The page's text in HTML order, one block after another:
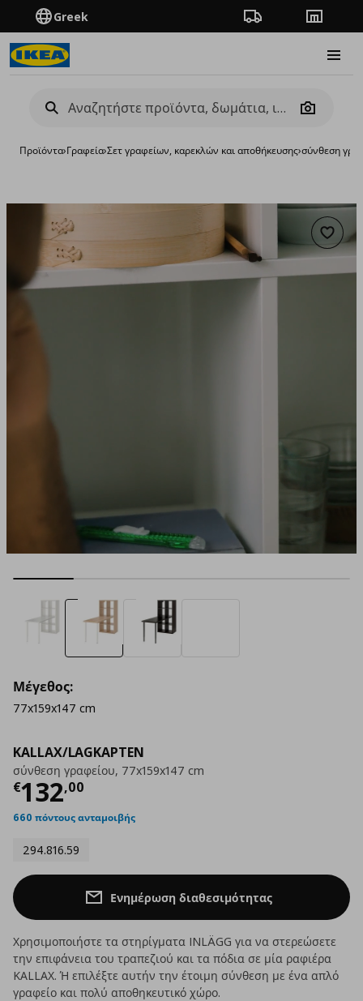
Greek Πορεία παραγγελίας
Camera
Προϊόντα›Γραφεία›Σετ γραφείων, καρεκλών και αποθήκευσης›σύνθεση
KALLAX/LAGKAPTEN
σύνθεση γραφείου, 77x159x147 cm
€132,00
Τρέχουσα τιμή
660 πόντους ανταμοιβής
294.816.59
Μέγεθος:
77x159x147 cm
Ενημέρωση διαθεσιμότητας
Χρησιμοποιήστε τα στηρίγματα INLÄGG για να στερεώσετε
την επιφάνεια του τραπεζιού και τα πόδια σε μία ραφιέρα
KALLAX. Ή επιλέξτε αυτήν την έτοιμη σύνθεση με ένα απλό
γραφείο και πολύ αποθηκευτικό χώρο.